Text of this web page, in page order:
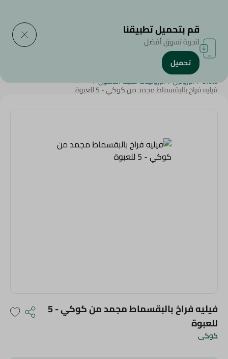
الرئيسية/الأطعمة المجمدة
Diets
/البروتين/البروتينات قليلة الدهون/
فيليه فراخ بالبقسماط مجمد من كوكي - 5 للعبوة
كوكى
فيليه فراخ بالبقسماط مجمد من كوكي - 5
للعبوة
قم بتحميل تطبيقنا
لتجربة تسوق أفضل
تحميل